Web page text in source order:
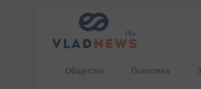
Общество Политика